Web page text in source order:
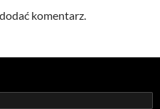
komentarz.